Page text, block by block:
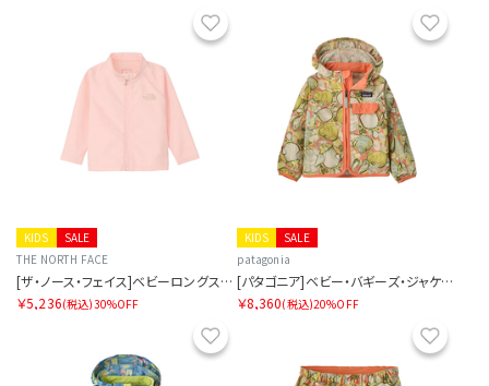
お気に入り
SALE
KIDS
THE NORTH FACE
[ザ・ノース・フェイス]ベビーロングスリーブフルジップサンシェードジャケット
￥5,236(税込)30%OFF
SALE
KIDS
patagonia
[パタゴニア]ベビー・バギーズ・ジャケット
￥8,360(税込)20%OFF
お気に入り